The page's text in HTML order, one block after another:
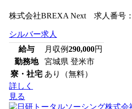
株式会社BREXA Next 求人番号
シルバー求人
給与
月収例290,000円
勤務地
宮城県 登米市
寮・社宅 あり（無料）
詳しく
見る